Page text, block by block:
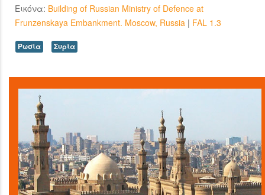
Εικόνα: Building of Russian Ministry of Defence at
Frunzenskaya Embankment. Moscow, Russia | FAL 1.3
Ρωσία Συρία